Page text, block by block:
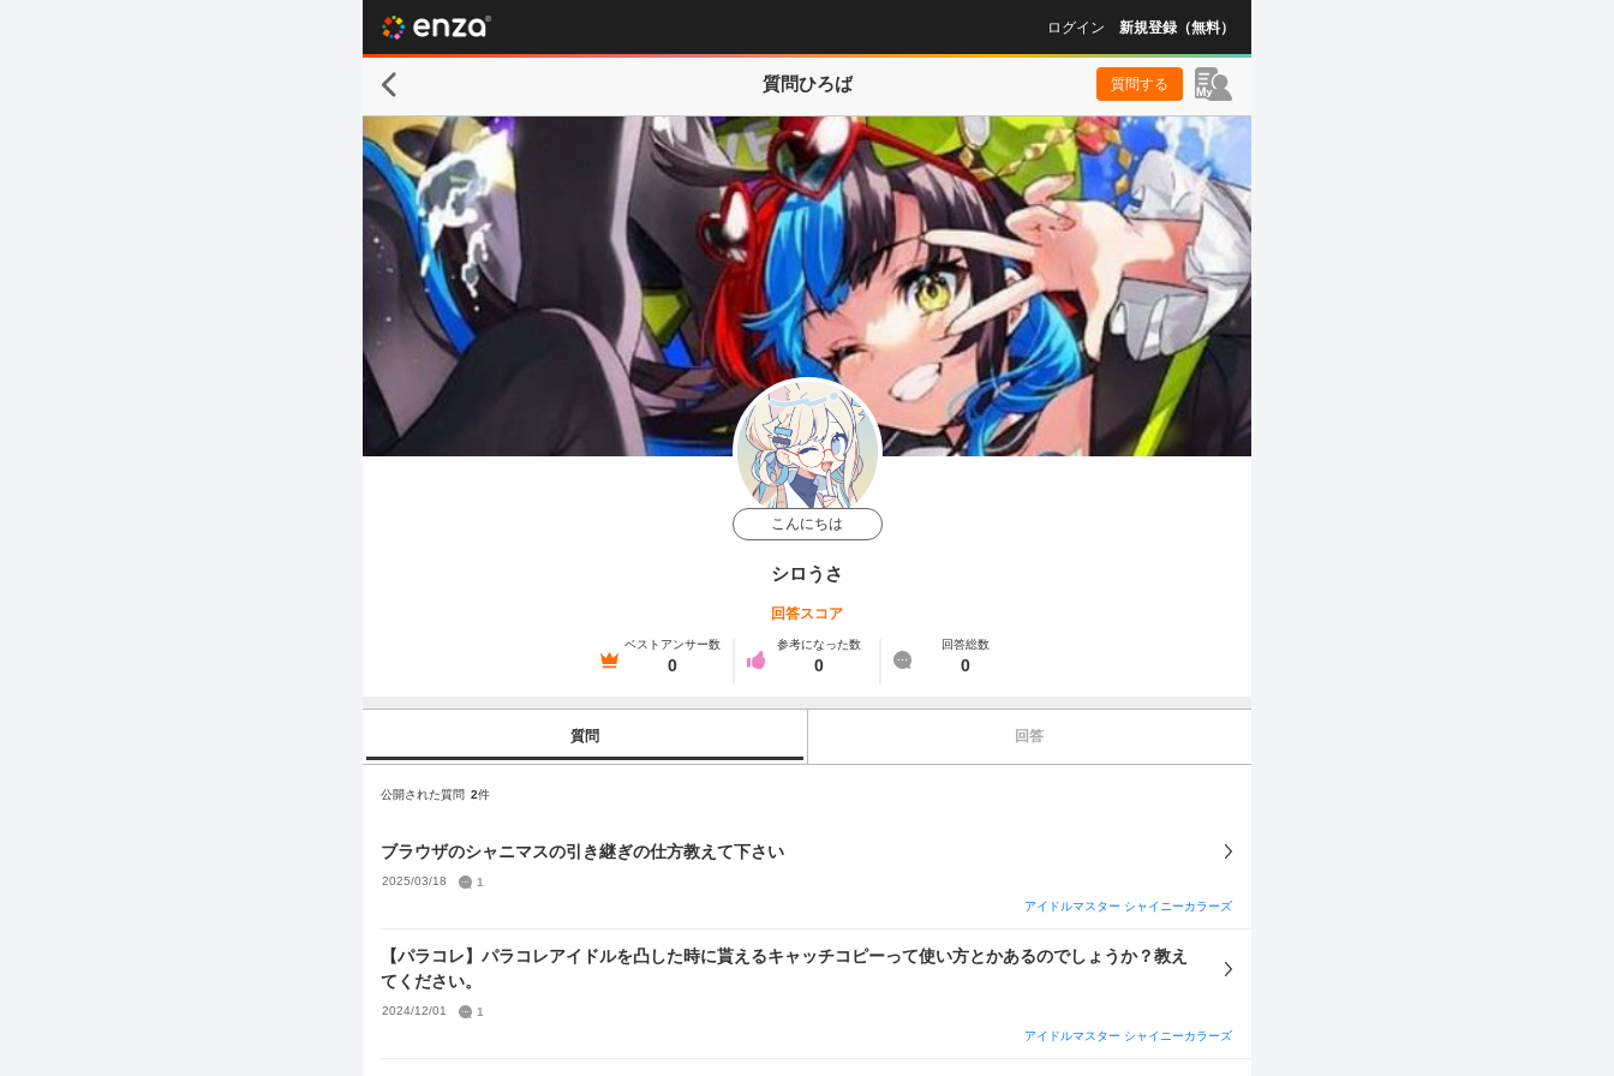
ログイン 新規登録（無料）
質問ひろば 質問する
こんにちは
シロうさ
回答スコア
ベストアンサー数
0
参考になった数
0
回答総数
0
質問 回答
公開された質問 2件
ブラウザのシャニマスの引き継ぎの仕方教えて下さい
2025/03/18
1
アイドルマスター シャイニーカラーズ
【パラコレ】パラコレアイドルを凸した時に貰えるキャッチコピーって使い方とかあるのでしょうか？教え
てください。
2024/12/01
1
アイドルマスター シャイニーカラーズ